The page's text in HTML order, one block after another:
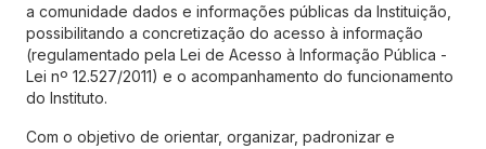
a comunidade dados e informações públicas da Instituição,
possibilitando a concretização do acesso à informação
(regulamentado pela Lei de Acesso à Informação Pública -
Lei nº 12.527/2011) e o acompanhamento do funcionamento
do Instituto.
Com o objetivo de orientar, organizar, padronizar e